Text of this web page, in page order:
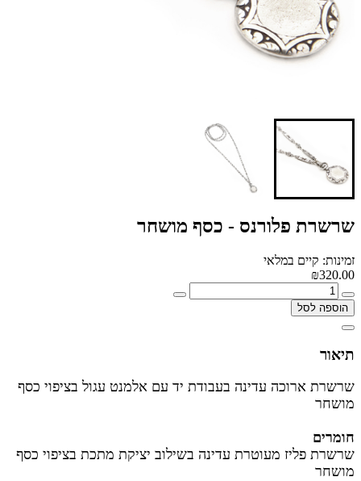
שרשרת פלורנס - כסף מושחר
זמינות: קיים במלאי
₪320.00
הוספה לסל
תיאור
שרשרת ארוכה עדינה בעבודת יד עם אלמנט עגול בציפוי כסף
מושחר
חומרים
שרשרת פליז מעוטרת עדינה בשילוב יציקת מתכת בציפוי כסף
מושחר